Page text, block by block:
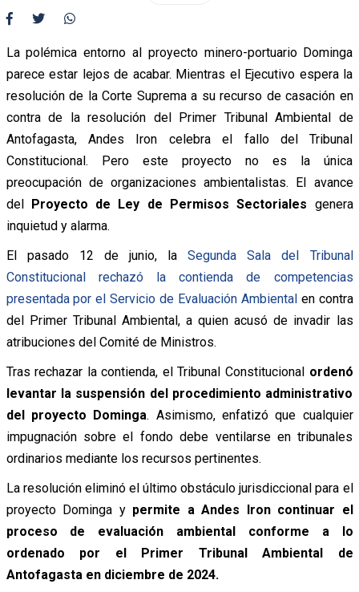
La polémica entorno al proyecto minero-portuario Dominga
parece estar lejos de acabar. Mientras el Ejecutivo espera la
resolución de la Corte Suprema a su recurso de casación en
contra de la resolución del Primer Tribunal Ambiental de
Antofagasta, Andes Iron celebra el fallo del Tribunal
Constitucional. Pero este proyecto no es la única
preocupación de organizaciones ambientalistas. El avance
del Proyecto de Ley de Permisos Sectoriales genera
inquietud y alarma.
El pasado 12 de junio, laSegunda Sala del Tribunal
Constitucional rechazó la contienda de competencias
presentada por el Servicio de Evaluación Ambientalen contra
del Primer Tribunal Ambiental, a quien acusó de invadir las
atribuciones del Comité de Ministros.
Tras rechazar la contienda, el Tribunal Constitucional ordenó
levantar la suspensión del procedimiento administrativo
del proyecto Dominga. Asimismo, enfatizó que cualquier
impugnación sobre el fondo debe ventilarse en tribunales
ordinarios mediante los recursos pertinentes.
La resolución eliminó el último obstáculo jurisdiccional para el
proyecto Dominga y permite a Andes Iron continuar el
proceso de evaluación ambiental conforme a lo
ordenado por el Primer Tribunal Ambiental de
Antofagasta en diciembre de 2024.